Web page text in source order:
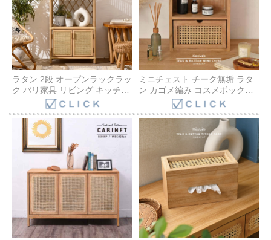
ラタン 2段 オープンラックラッ
ク バリ家具 リビング キッチン
アジアン バリ 北欧 ECG701NX
ミニチェスト チーク無垢 ラタ
ン カゴメ編み コスメボックス
小物置き 収納ボックス デスク
周り収納 メイクボックス ディ
スプレイラック チーク材 卓上
木製 アジアン雑貨 韓国風イン